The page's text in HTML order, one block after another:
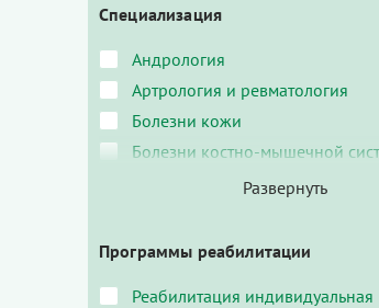
Специализация
Андрология
Артрология и ревматология
Болезни кожи
Болезни костно-мышечной
Программы реабилитации
Реабилитация индивидуальная